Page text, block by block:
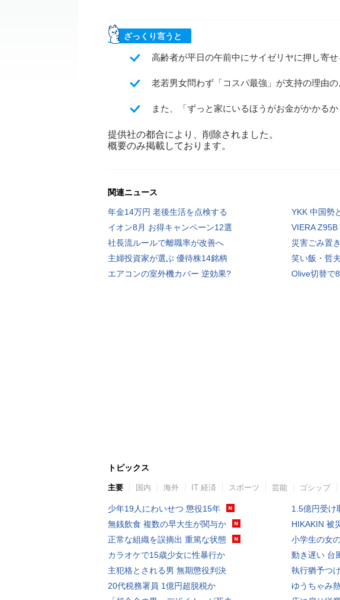
ざっくり言うと
高齢者が平日の午前中にサイゼリヤに押し寄せ
老若男女問わず「コスパ最強」が支持の理由
また、「ずっと家にいるほうがお金がかかる
提供社の都合により、削除されました。
概要のみ掲載しております。
関連ニュース
年金14万円 老後生活を点検する
YKK 中国勢
イオン8月 お得キャンペーン12選
VIERA
社長流ルールで離職率が改善へ
災害ごみ置
主婦投資家が選ぶ 優待株14銘柄
笑い飯・哲
エアコンの室外機カバー 逆効果?
Olive切替で
トピックス
主要 国内 海外 IT 経済 スポーツ 芸能 ゴシップ
少年19人にわいせつ 懲役15年
無銭飲食 複数の早大生が関与か
正常な組織を誤摘出 重篤な状態
カラオケで15歳少女に性暴行か
主犯格とされる男 無期懲役判決
20代税務署員 1億円超脱税か
1.5億円受け
HIKAKIN 被
小学生の女
動き遅い 台
執行猶予つ
ゆうちゃみ